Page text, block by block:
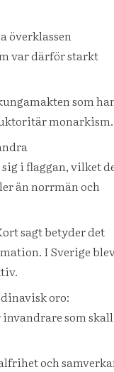
överklassen
var därför starkt
som
monarkism.
i flaggan, vilket
än norrmän och
sagt betyder det
I Sverige
oro:
som skall
och